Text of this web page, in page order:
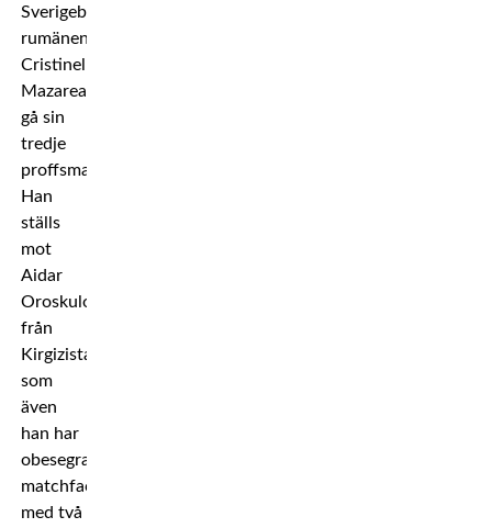
Sverigebaserade
rumänen
Cristinel
Mazareanu
gå sin
tredje
proffsmatch.
Han
ställs
mot
Aidar
Oroskulov
från
Kirgizistan
som
även
han har
obesegrat
matchfacit
med två